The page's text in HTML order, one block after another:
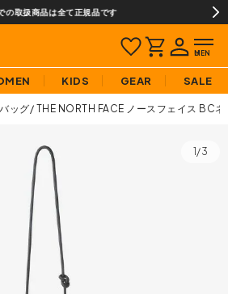
の取扱商品は全て正規品です
KIDS GEAR SALE
ッグ THE NORTH FACE ノースフェイス BC
1/3